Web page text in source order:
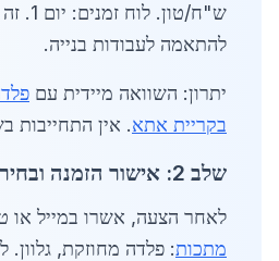
ש"ח/
להתאמה לעבודות בנייה.
יתרון: השוואה מיידית עם
בקריית אתא. אין התחייבות
שלב 2: אישור הזמנה ובחירת סוגים
לאחר הצעה, אשרו במייל או
מתכות